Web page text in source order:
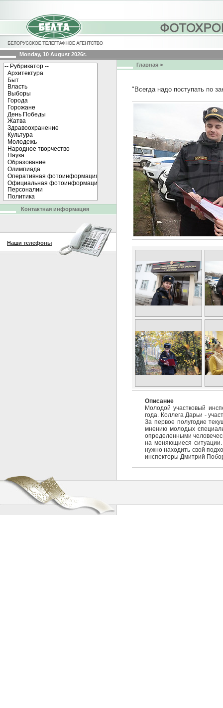
Monday, 10 August 2026г.
Главная >
"Всегда надо поступать по
Описание
Молодой участковый
года. Коллега Дарьи -
За первое полугодие
мнению молодых
определенными
на меняющиеся
нужно находить свой
инспекторы Дмитрий
Контактная информация
Наши телефоны